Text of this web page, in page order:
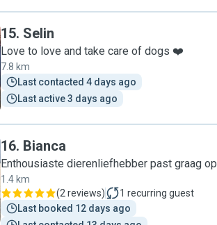
15. Selin
Love to love and take care of dogs ❤️
7.8 km
Last contacted 4 days ago
Last active 3 days ago
16. Bianca
Enthousiaste dierenliefhebber past graag op
1.4 km
(2 reviews) 1 recurring guest
Last booked 12 days ago